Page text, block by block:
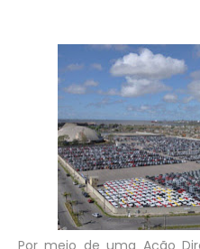
Por meio de uma Ação